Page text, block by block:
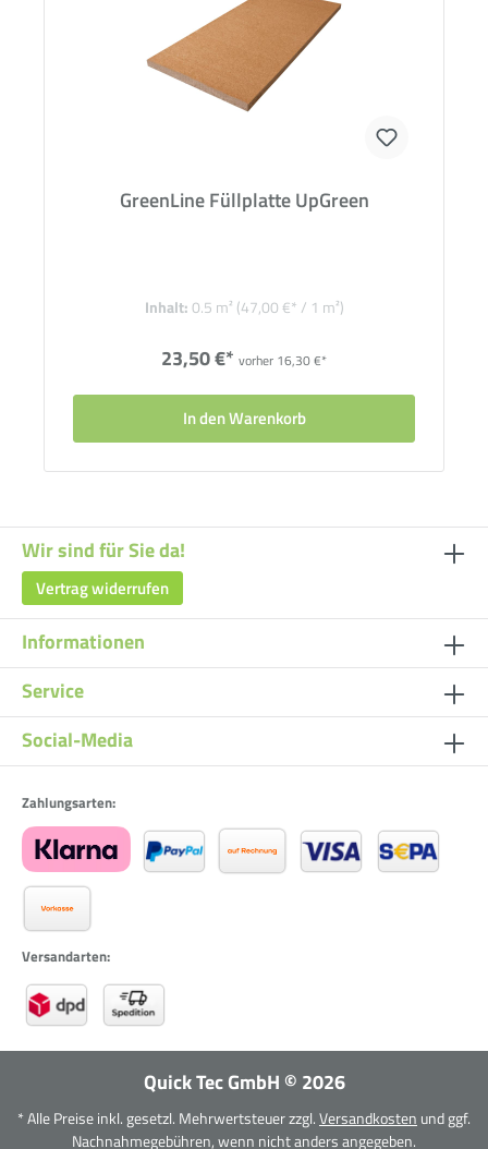
GreenLine Füllplatte UpGreen
Inhalt:0.5 m² (47,00 €* / 1 m²)
23,50 €* vorher 16,30 €*
In den Warenkorb
Wir sind für Sie da!
Vertrag widerrufen
Informationen
Service
Social-Media
Zahlungsarten:
Versandarten:
Quick Tec GmbH © 2026
* Alle Preise inkl. gesetzl. Mehrwertsteuer zzgl.Versandkosten und ggf.
Nachnahmegebühren, wenn nicht anders angegeben.